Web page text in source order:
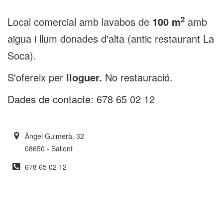
Local comercial amb lavabos de 100 m2 amb
aigua i llum donades d'alta (antic restaurant La
Soca).
S'ofereix per lloguer. No restauració.
Dades de contacte: 678 65 02 12
Àngel Guimerà, 32
08650 - Sallent
678 65 02 12